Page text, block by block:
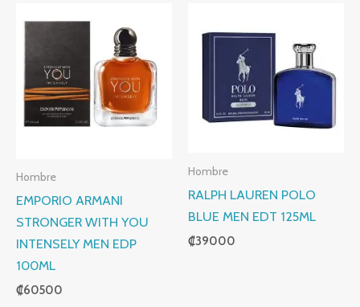
Hombre
EMPORIO ARMANI
STRONGER WITH YOU
INTENSELY MEN EDP
100ML
₡60500
Hombre
RALPH LAUREN POLO
BLUE MEN EDT 125ML
₡39000